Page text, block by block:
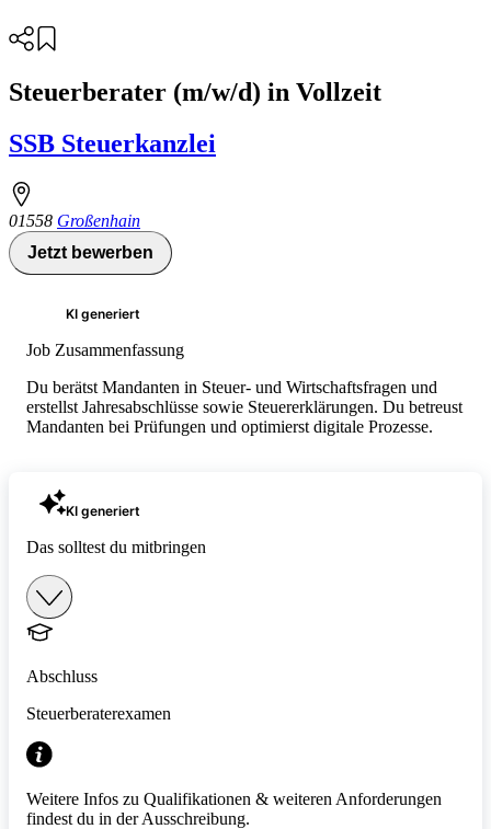
Steuerberater (m/w/d) in Vollzeit
SSB Steuerkanzlei
01558 Großenhain
Jetzt bewerben
KI generiert
Job Zusammenfassung
Du berätst Mandanten in Steuer- und Wirtschaftsfragen und
erstellst Jahresabschlüsse sowie Steuererklärungen. Du betreust
Mandanten bei Prüfungen und optimierst digitale Prozesse.
KI generiert
Das solltest du mitbringen
Abschluss
Steuerberaterexamen
Weitere Infos zu Qualifikationen & weiteren Anforderungen
findest du in der Ausschreibung.